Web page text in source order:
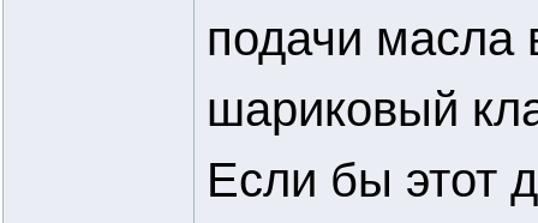
подачи масла
шариковый
Если бы этот